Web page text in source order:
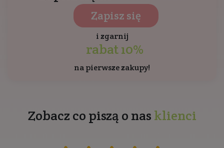
Zapisz się
i zgarnij
rabat 10%
na pierwsze zakupy!
Zobacz co piszą o nas klienci